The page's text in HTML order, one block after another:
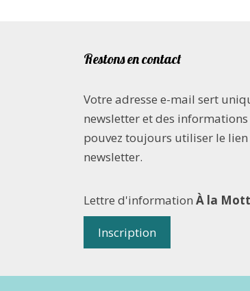
Restons en contact
Votre adresse e-mail sert
newsletter et des
pouvez toujours utiliser le
newsletter.
Lettre d'information À la